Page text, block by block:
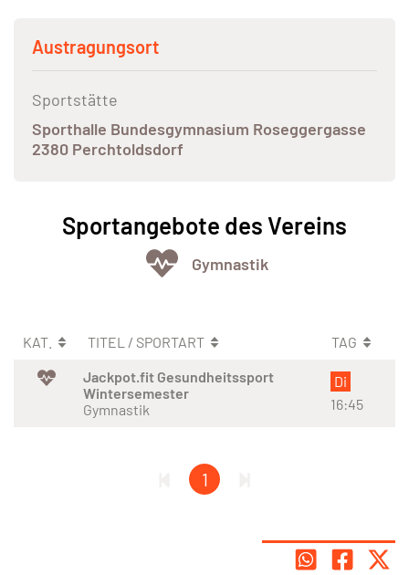
Austragungsort
Sportstätte
Sporthalle Bundesgymnasium Roseggergasse
2380 Perchtoldsdorf
Sportangebote des Vereins
Gymnastik
KAT. TITEL / SPORTART
TAG
Jackpot.fit Gesundheitssport
Wintersemester
Gymnastik
Di
16:45
1